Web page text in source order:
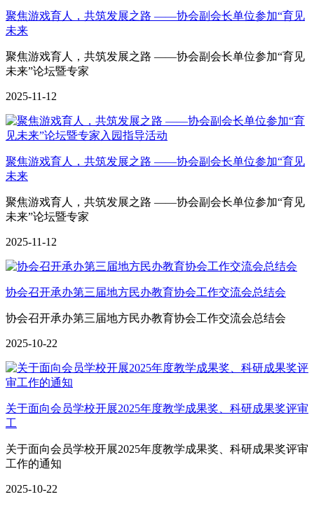
聚焦游戏育人，共筑发展之路 ——协会副会长单位参加“育见
未来
聚焦游戏育人，共筑发展之路 ——协会副会长单位参加“育见
未来”论坛暨专家
2025-11-12
聚焦游戏育人，共筑发展之路 ——协会副会长单位参加“育见
未来
聚焦游戏育人，共筑发展之路 ——协会副会长单位参加“育见
未来”论坛暨专家
2025-11-12
协会召开承办第三届地方民办教育协会工作交流会总结会
协会召开承办第三届地方民办教育协会工作交流会总结会
2025-10-22
关于面向会员学校开展2025年度教学成果奖、科研成果奖评审
工
关于面向会员学校开展2025年度教学成果奖、科研成果奖评审
工作的通知
2025-10-22